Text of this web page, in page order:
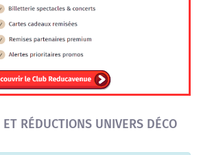
RÉDUCTIONS UNIVERS DÉCO